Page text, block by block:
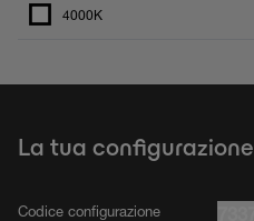
4000K
La tua configurazione
Codice configurazione